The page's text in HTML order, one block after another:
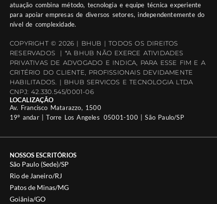
atuação combina método, tecnologia e equipe técnica experiente
para apoiar empresas de diversos setores, independentemente do
nível de complexidade.
COPYRIGHT © 2026 | BHUB | TODOS OS DIREITOS
RESERVADOS | *A BHUB NÃO EXERCE ATIVIDADES
PRIVATIVAS DE ADVOGADO E INDICA, PARA ESSE FIM E A
CRITÉRIO DO CLIENTE, PROFISSIONAIS DEVIDAMENTE
HABILITADOS. | BHUB SERVICOS E TECNOLOGIA LTDA
CNPJ: 42.330.545/0001-06
LOCALIZAÇÃO
Av. Francisco Matarazzo, 1500
19º andar | Torre Los Angeles 05001-100 | São Paulo/SP
NOSSOS ESCRITÓRIOS
São Paulo (Sede)/SP
Rio de Janeiro/RJ
Patos de Minas/MG
Goiânia/GO